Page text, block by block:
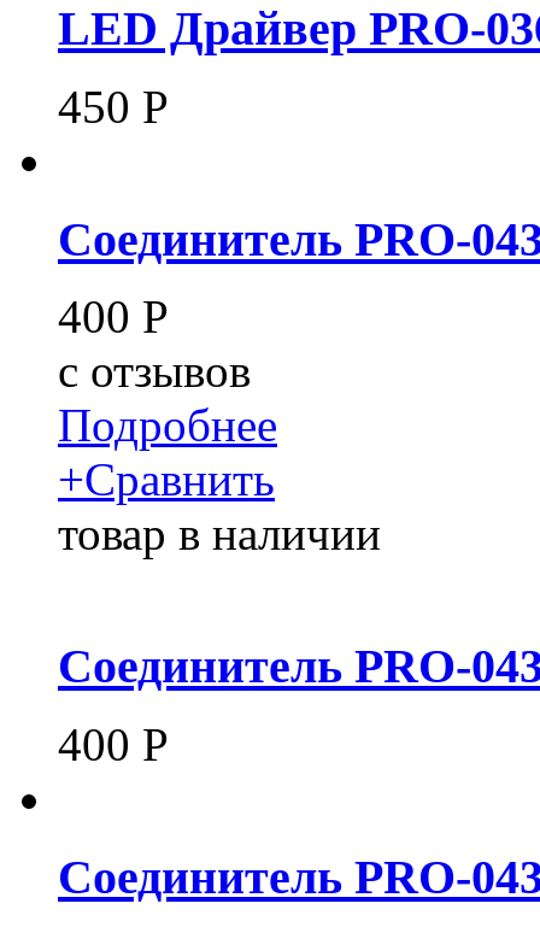
LED Драйвер PRO-
450 Р
Соединитель PRO-
400 Р
c отзывов
Подробнее
+Сравнить
товар в наличии
Соединитель PRO-
400 Р
Соединитель PRO-